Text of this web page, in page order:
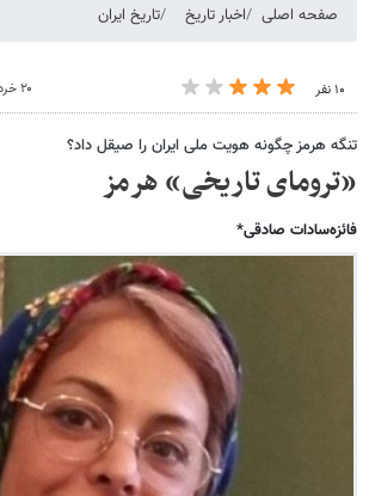
صفحه اصلی اخبار تاریخ تاریخ ایران
۱۰ نفر ۲۰ خرداد ۱۴۰۵ - ۱۳:۵۶
تنگه هرمز چگونه هویت ملی ایران را صیقل داد؟
«ترومای تاریخی» هرمز
فائزه‌سادات صادقی*